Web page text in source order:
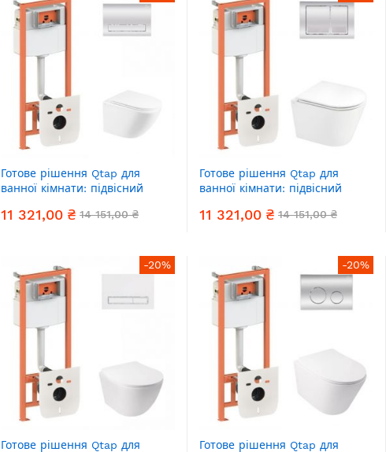
Готове рішення Qtap для
ванної кімнати: підвісний
комплект інсталяції Nest 4 в 1
11 321,00 ₴ 14 151,00 ₴
Готове рішення Qtap для
ванної кімнати: підвісний
комплект інсталяції Nest 4 в 1
11 321,00 ₴ 14 151,00 ₴
-20%
Готове рішення Qtap для
-20%
Готове рішення Qtap для